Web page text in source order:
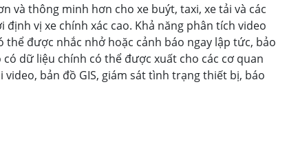
và thông minh hơn cho xe buýt, taxi, xe tải và các
vị xe chính xác cao. Khả năng phân tích video
được nhắc nhở hoặc cảnh báo ngay lập tức, bảo
dữ liệu chính có thể được xuất cho các cơ quan
bản đồ GIS, giám sát tình trạng thiết bị, báo